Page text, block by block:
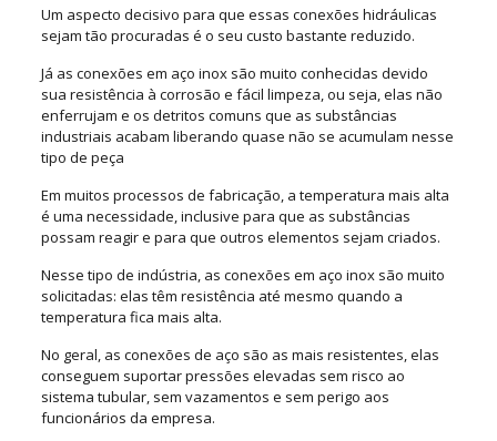
Um aspecto decisivo para que essas conexões hidráulicas
sejam tão procuradas é o seu custo bastante reduzido.
Já as conexões em aço inox são muito conhecidas devido
sua resistência à corrosão e fácil limpeza, ou seja, elas não
enferrujam e os detritos comuns que as substâncias
industriais acabam liberando quase não se acumulam nesse
tipo de peça
Em muitos processos de fabricação, a temperatura mais alta
é uma necessidade, inclusive para que as substâncias
possam reagir e para que outros elementos sejam criados.
Nesse tipo de indústria, as conexões em aço inox são muito
solicitadas: elas têm resistência até mesmo quando a
temperatura fica mais alta.
No geral, as conexões de aço são as mais resistentes, elas
conseguem suportar pressões elevadas sem risco ao
sistema tubular, sem vazamentos e sem perigo aos
funcionários da empresa.